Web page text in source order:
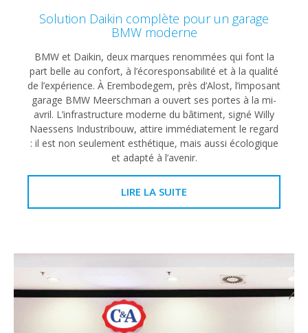
Solution Daikin complète pour un garage
BMW moderne
BMW et Daikin, deux marques renommées qui font la
part belle au confort, à l’écoresponsabilité et à la qualité
de l’expérience. À Erembodegem, près d’Alost, l’imposant
garage BMW Meerschman a ouvert ses portes à la mi-
avril. L’infrastructure moderne du bâtiment, signé Willy
Naessens Industribouw, attire immédiatement le regard
: il est non seulement esthétique, mais aussi écologique
et adapté à l’avenir.
LIRE LA SUITE